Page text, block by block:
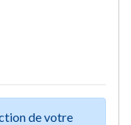
de votre